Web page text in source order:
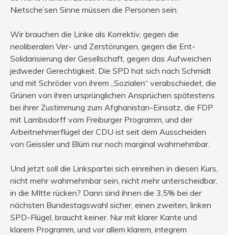
Nietsche’sen Sinne müssen die Personen sein.
Wir brauchen die Linke als Korrektiv, gegen die
neoliberalen Ver- und Zerstörungen, gegen die Ent-
Solidarisierung der Gesellschaft, gegen das Aufweichen
jedweder Gerechtigkeit. Die SPD hat sich nach Schmidt
und mit Schröder von ihrem „Sozialen“ verabschiedet, die
Grünen von ihren ursprünglichen Ansprüchen spätestens
bei ihrer Zustimmung zum Afghanistan-Einsatz, die FDP
mit Lambsdorff vom Freiburger Programm, und der
Arbeitnehmerflügel der CDU ist seit dem Ausscheiden
von Geissler und Blüm nur noch marginal wahrnehmbar.
Und jetzt soll die Linkspartei sich einreihen in diesen Kurs,
nicht mehr wahrnehmbar sein, nicht mehr unterscheidbar,
in die MItte rücken? Dann sind ihnen die 3,5% bei der
nächsten Bundestagswahl sicher, einen zweiten, linken
SPD-Flügel, braucht keiner. Nur mit klarer Kante und
klarem Programm, und vor allem klarem, integrem